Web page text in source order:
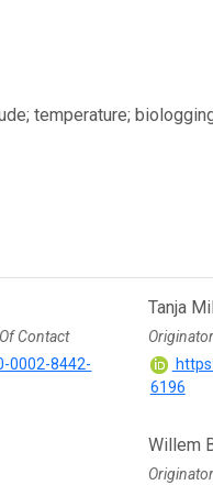
temperature;
Contact
0002-8442-
Tanja
Originator
6196
Willem
Originator